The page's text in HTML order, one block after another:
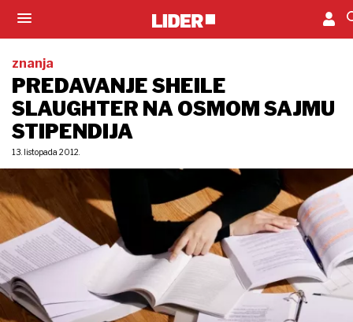
znanja
PREDAVANJE SHEILE
SLAUGHTER NA OSMOM SAJMU
STIPENDIJA
13. listopada 2012.